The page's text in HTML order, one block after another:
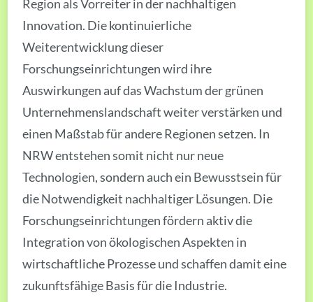
Region als Vorreiter in der nachhaltigen
Innovation. Die kontinuierliche
Weiterentwicklung dieser
Forschungseinrichtungen wird ihre
Auswirkungen auf das Wachstum der grünen
Unternehmenslandschaft weiter verstärken und
einen Maßstab für andere Regionen setzen. In
NRW entstehen somit nicht nur neue
Technologien, sondern auch ein Bewusstsein für
die Notwendigkeit nachhaltiger Lösungen. Die
Forschungseinrichtungen fördern aktiv die
Integration von ökologischen Aspekten in
wirtschaftliche Prozesse und schaffen damit eine
zukunftsfähige Basis für die Industrie.